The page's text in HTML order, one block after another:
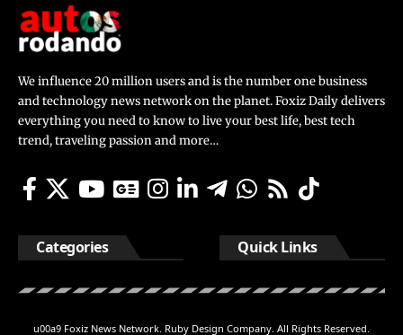
We influence 20 million users and is the number one business
and technology news network on the planet. Foxiz Daily delivers
everything you need to know to live your best life, best tech
trend, traveling passion and more…
Categories Quick Links
u00a9 Foxiz News Network. Ruby Design Company. All Rights Reserved.